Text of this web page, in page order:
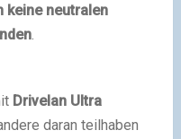
keine neutralen
.
Drivelan Ultra
daran teilhaben